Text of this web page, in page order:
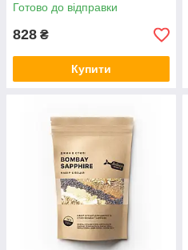
Готово до відправки
828 ₴
Купити